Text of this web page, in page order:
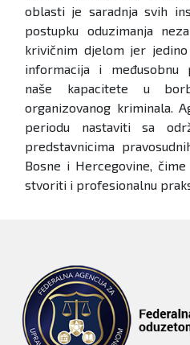
oblasti je saradnja svih
postupku oduzimanja
krivičnim djelom jer
informacija i međusobnu
naše kapacitete u
organizovanog kriminala.
periodu nastaviti sa
predstavnicima
Bosne i Hercegovine,
stvoriti i profesionalnu